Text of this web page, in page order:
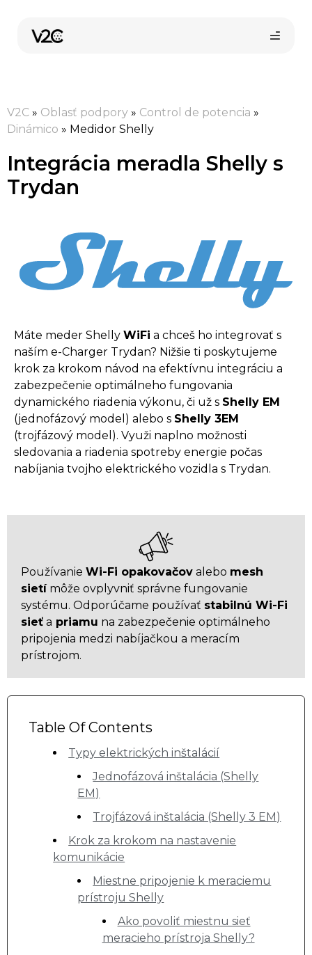
V2C » Oblasť podpory » Control de potencia »
Dinámico » Medidor Shelly
Integrácia meradla Shelly s
Trydan
Máte meder Shelly WiFi a chceš ho integrovať s
naším e-Charger Trydan? Nižšie ti poskytujeme
krok za krokom návod na efektívnu integráciu a
zabezpečenie optimálneho fungovania
dynamického riadenia výkonu, či už s Shelly EM
(jednofázový model) alebo s Shelly 3EM
(trojfázový model). Využi naplno možnosti
sledovania a riadenia spotreby energie počas
nabíjania tvojho elektrického vozidla s Trydan.
Používanie Wi-Fi opakovačov alebo mesh
sietímôže ovplyvniť správne fungovanie
systému. Odporúčame používať stabilnú Wi-Fi
sieť a priamu na zabezpečenie optimálneho
pripojenia medzi nabíjačkou a meracím
prístrojom.
Table Of Contents
Typy elektrických inštalácií
Jednofázová inštalácia (Shelly
EM)
Trojfázová inštalácia (Shelly 3 EM)
Krok za krokom na nastavenie
komunikácie
Miestne pripojenie k meraciemu
prístroju Shelly
Ako povoliť miestnu sieť
meracieho prístroja Shelly?